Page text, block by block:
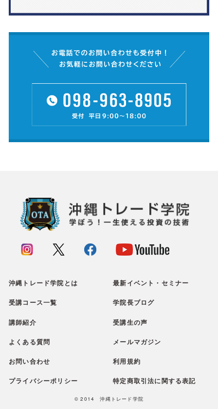
沖縄トレード学院とは 最新イベント・セミナー
受講コース一覧 学院長ブログ
講師紹介 受講生の声
よくある質問 メールマガジン
お問い合わせ 利用規約
プライバシーポリシー 特定商取引法に関する表記
© 2014 沖縄トレード学院